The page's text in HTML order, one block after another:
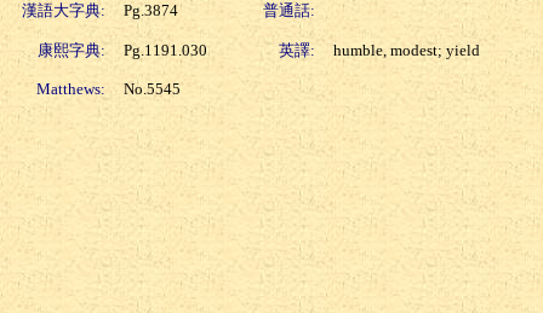
漢語大字典:
Pg.3874 普通話:
康熙字典: Pg.1191.030 英譯: humble, modest; yield
Matthews: No.5545